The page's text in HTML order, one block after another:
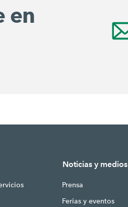
en
Noticias y medios
Prensa
Ferias y eventos